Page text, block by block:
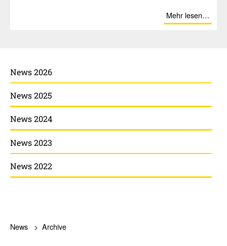
Mehr lesen…
News 2026
News 2025
News 2024
News 2023
News 2022
News Archive